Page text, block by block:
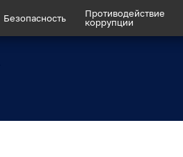
Безопасность
Противодействие
коррупции